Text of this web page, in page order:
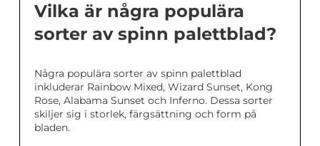
Vilka är några populära
sorter av spinn palettblad?
Några populära sorter av spinn palettblad
inkluderar Rainbow Mixed, Wizard Sunset, Kong
Rose, Alabama Sunset och Inferno. Dessa sorter
skiljer sig i storlek, färgsättning och form på
bladen.